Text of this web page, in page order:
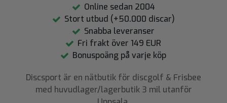
Online sedan 2004
Stort utbud (+50.000 discar)
Snabba leveranser
Fri frakt över 149 EUR
Bonuspoäng på varje köp
Discsport är en nätbutik för discgolf & Frisbee
med huvudlager/lagerbutik 3 mil utanför